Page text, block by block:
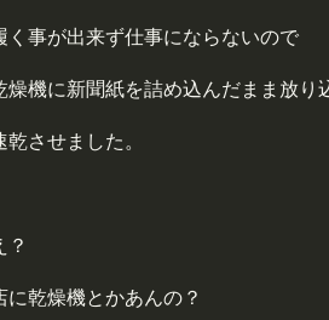
く事が出来ず仕事にならないので
燥機に新聞紙を詰め込んだまま放り
乾させました。
？
に乾燥機とかあんの？